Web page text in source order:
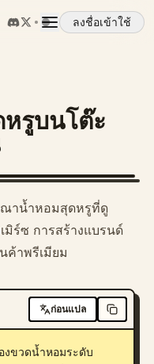
ลงชื่อเข้าใช้
รูบนโต๊ะ
าน้ำหอมสุดหรูที่ดู
มิร์ซ การสร้างแบรนด์
ค้าพรีเมียม
ก่อนแปล
ขวดน้ำหอมระดับ